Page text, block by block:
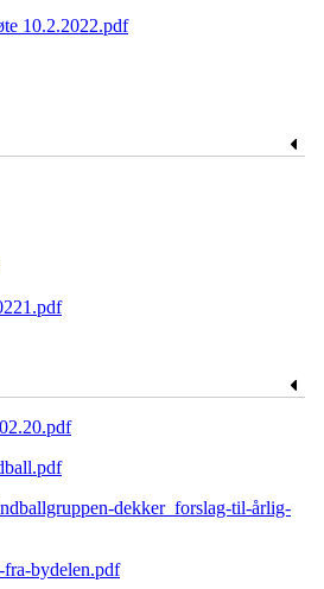
10.2.2022.pdf
dekker_forslag-til-årlig-
bydelen.pdf